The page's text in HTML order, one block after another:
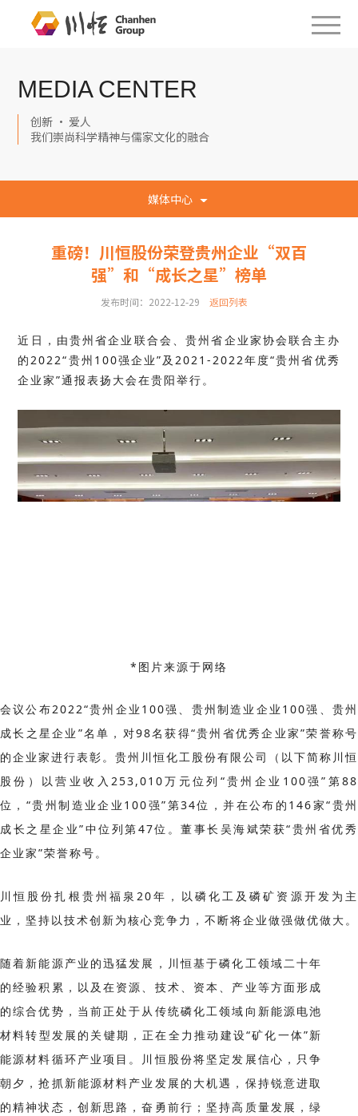
MEDIA CENTER
创新 · 爱人
我们崇尚科学精神与儒家文化的融合
媒体中心
重磅！川恒股份荣登贵州企业“双百
强”和“成长之星”榜单
发布时间：2022-12-29 返回列表
近日，由贵州省企业联合会、贵州省企业家协会联合主办
的2022“贵州100强企业”及2021-2022年度“贵州省优秀
企业家”通报表扬大会在贵阳举行。
*图片来源于网络
会议公布2022“贵州企业100强、贵州制造业企业100强、贵州
成长之星企业”名单，对98名获得“贵州省优秀企业家”荣誉称号
的企业家进行表彰。贵州川恒化工股份有限公司（以下简称川恒
股份）以营业收入253,010万元位列“贵州企业100强”第88
位，“贵州制造业企业100强”第34位，并在公布的146家“贵州
成长之星企业”中位列第47位。董事长吴海斌荣获“贵州省优秀
企业家”荣誉称号。
川恒股份扎根贵州福泉20年，以磷化工及磷矿资源开发为主
业，坚持以技术创新为核心竞争力，不断将企业做强做优做大。
随着新能源产业的迅猛发展，川恒基于磷化工领域二十年
的经验积累，以及在资源、技术、资本、产业等方面形成
的综合优势，当前正处于从传统磷化工领域向新能源电池
材料转型发展的关键期，正在全力推动建设“矿化一体”新
能源材料循环产业项目。川恒股份将坚定发展信心，只争
朝夕，抢抓新能源材料产业发展的大机遇，保持锐意进取
的精神状态，创新思路，奋勇前行；坚持高质量发展，绿